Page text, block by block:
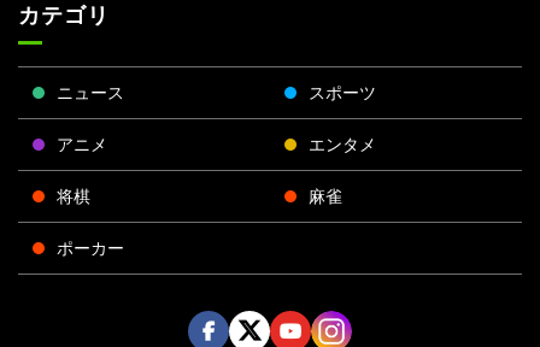
カテゴリ
ニュース スポーツ
アニメ エンタメ
将棋 麻雀
ポーカー